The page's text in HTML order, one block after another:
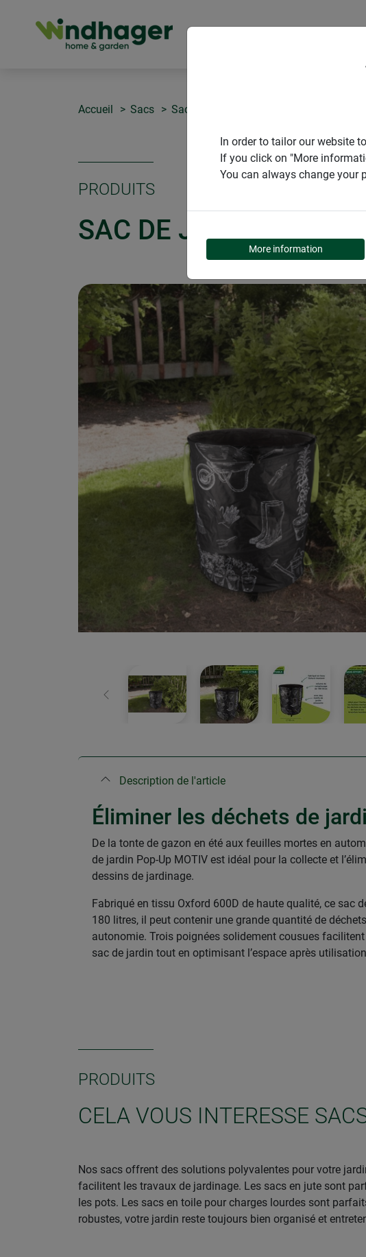
Accueil Sacs Sac de jardin « Pop-Up » MOTIF
PRODUITS
SAC DE JARDIN «
retour
Description de l'article
Éliminer les déchets de
De la tonte de gazon en été aux feuilles mortes en
de jardin Pop-Up MOTIV est idéal pour la collecte et
dessins de jardinage.
Fabriqué en tissu Oxford 600D de haute qualité, ce sac
180 litres, il peut contenir une grande quantité de
autonomie. Trois poignées solidement cousues
sac de jardin tout en optimisant l’espace après
PRODUITS
CELA VOUS INTERESSE
Nos sacs offrent des solutions polyvalentes pour votre
facilitent les travaux de jardinage. Les sacs en jute sont
les pots. Les sacs en toile pour charges lourdes sont
robustes, votre jardin reste toujours bien organisé et
In order to tailor our website
If you click on "More
You can always change your
More information